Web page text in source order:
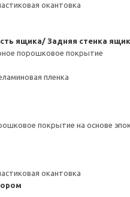
окантовка
ящика/ Задняя стенка
порошковое покрытие
пленка
покрытие на основе
окантовка